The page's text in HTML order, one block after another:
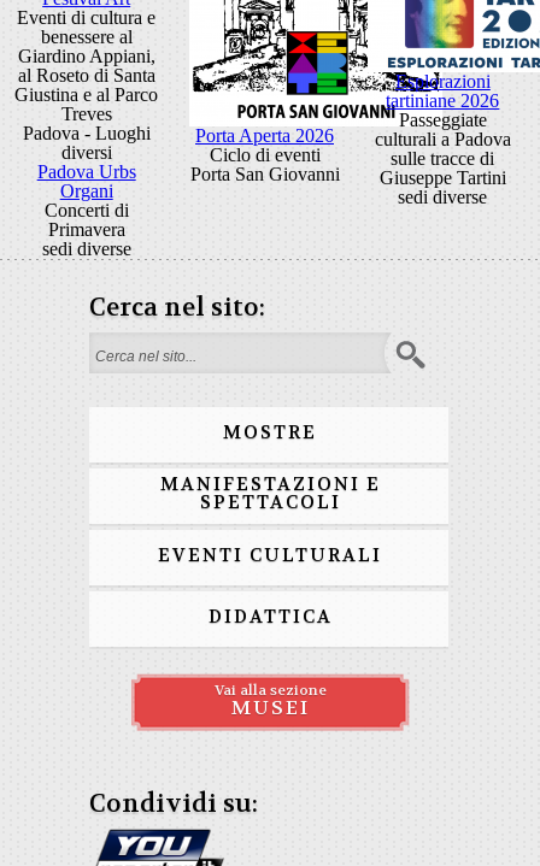
Eventi di cultura e
benessere al
Giardino Appiani,
al Roseto di Santa
Giustina e al Parco
Treves
Padova - Luoghi
diversi
Porta Aperta 2026
Ciclo di eventi
Porta San Giovanni
Esplorazioni
tartiniane 2026
Passeggiate
culturali a Padova
sulle tracce di
Giuseppe Tartini
sedi diverse
Padova Urbs
Organi
Concerti di
Primavera
sedi diverse
Cerca nel sito:
Form di ricerca
MOSTRE
MANIFESTAZIONI E
SPETTACOLI
EVENTI CULTURALI
DIDATTICA
Vai alla sezione
MUSEI
Condividi su: